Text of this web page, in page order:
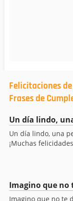
Felicitaciones
Frases de
Un día lindo,
Un día lindo, una
¡Muchas
Imagino que no
Imagino que no te